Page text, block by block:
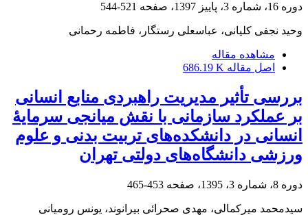
دوره 16، شماره 3، پاییز 1397، صفحه 521-544
وحید نجفی کلیانی، عباسعلی رستگار، فاطمه رحمانی
مشاهده مقاله
اصل مقاله 686.19 K
بررسی تأثیر مدیریت راهبردی منابع انسانی
بر عملکرد سازمانی با نقش میانجی سرمایۀ
انسانی در دانشکده‌های تربیت بدنی و علوم
ورزشی دانشگاه‌های دولتی تهران
دوره 8، شماره 3، 1395، صفحه 453-465
سیدمحمد میرکمالی، مهدی صحرائی بیرانوند، یونس رومیانی